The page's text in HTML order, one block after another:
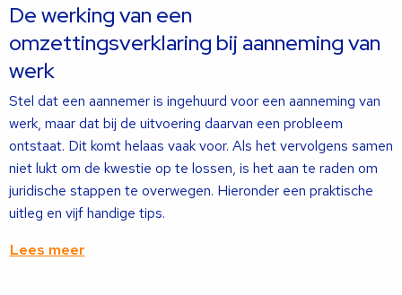
De werking van een
omzettingsverklaring bij aanneming van
werk
Stel dat een aannemer is ingehuurd voor een aanneming van
werk, maar dat bij de uitvoering daarvan een probleem
ontstaat. Dit komt helaas vaak voor. Als het vervolgens samen
niet lukt om de kwestie op te lossen, is het aan te raden om
juridische stappen te overwegen. Hieronder een praktische
uitleg en vijf handige tips.
Lees meer